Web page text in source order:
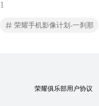
1
荣耀手机影像计划-一刹那
荣耀俱乐部用户协议